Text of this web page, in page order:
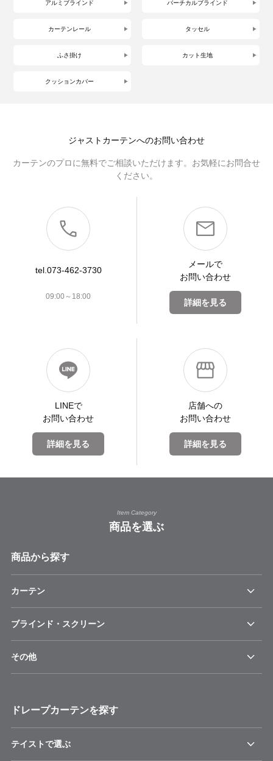
アルミブラインド バーチカルブラインド
カーテンレール タッセル
ふさ掛け カット生地
クッションカバー
ジャストカーテンへのお問い合わせ
カーテンのプロに無料でご相談いただけます。お気軽にお問合せ
ください。
tel.073-462-3730
09:00～18:00
メールで
お問い合わせ
詳細を見る
LINEで
お問い合わせ
詳細を見る
店舗への
お問い合わせ
詳細を見る
Item Category
商品を選ぶ
商品から探す
カーテン
ブラインド・スクリーン
その他
ドレープカーテンを探す
テイストで選ぶ